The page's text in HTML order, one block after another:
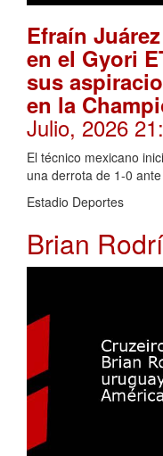
Efraín
en el Gyori
sus
en la
Julio, 2026
El técnico mexicano
una derrota de 1-0
Estadio Deportes
Brian